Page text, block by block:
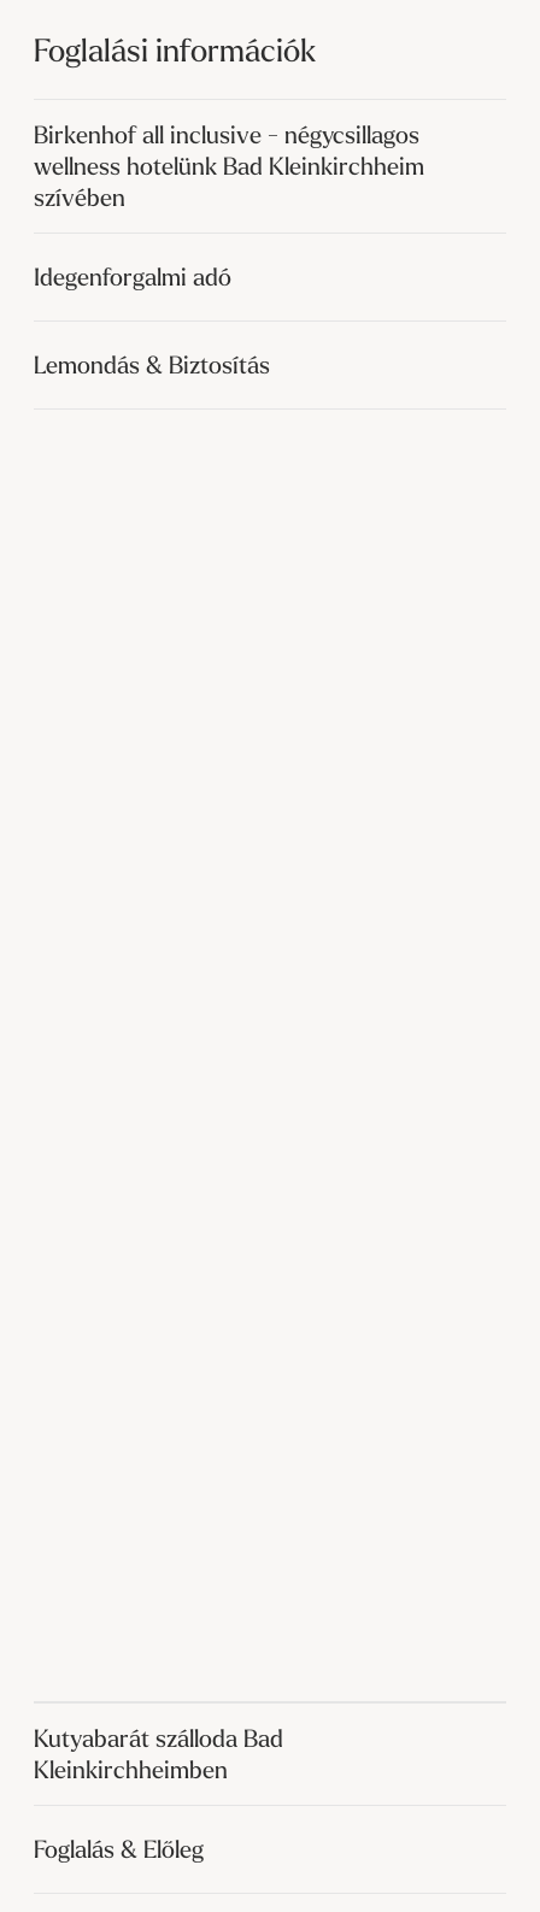
Foglalási információk
Birkenhof all inclusive - négycsillagos
wellness hotelünk Bad Kleinkirchheim
szívében
Idegenforgalmi adó
Lemondás & Biztosítás
Kutyabarát szálloda Bad
Kleinkirchheimben
Foglalás & Előleg